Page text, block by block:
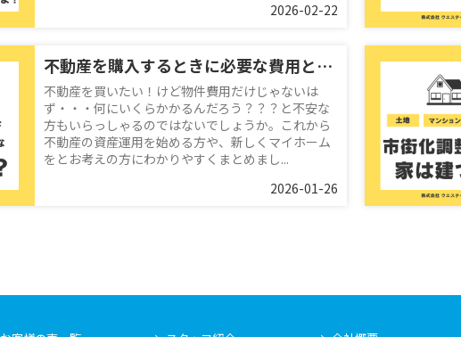
2026-02-22
不動産を購入するときに必要な費用とは？？名古屋空き家・相続売却センターが解説！
不動産を買いたい！けど物件費用だけじゃないは
ず・・・何にいくらかかるんだろう？？？と不安な
方もいらっしゃるのではないでしょうか。これから
不動産の資産運用を始める方や、新しくマイホーム
をとお考えの方にわかりやすくまとめまし...
2026-01-26